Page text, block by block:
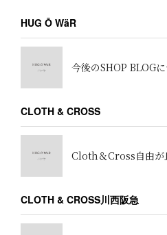
HUG Ō WäR
今後のSHOP BLOG
CLOTH & CROSS
Cloth＆Cross自由が
CLOTH & CROSS川西阪急